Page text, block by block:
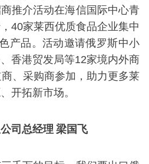
推介活动在海信国际中心青
40家莱西优质食品企业集中
产品。活动邀请俄罗斯中小
香港贸发局等12家境内外商
、采购商参加，助力更多莱
开拓新市场。
司总经理 梁国飞